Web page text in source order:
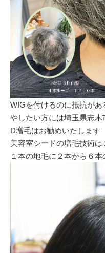
WIGを付けるのに抵抗が
やしたい方には埼玉県志
D増毛はお勧めいたします
美容室シードの増毛技術
１本の地毛に２本から６